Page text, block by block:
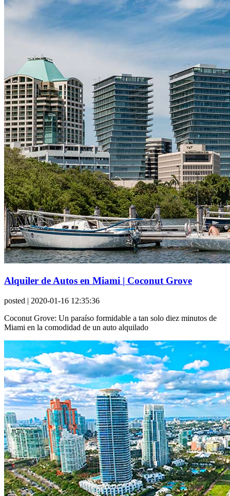
Alquiler de Autos en Miami | Coconut Grove
posted | 2020-01-16 12:35:36
Coconut Grove: Un paraíso formidable a tan solo diez minutos de
Miami en la comodidad de un auto alquilado